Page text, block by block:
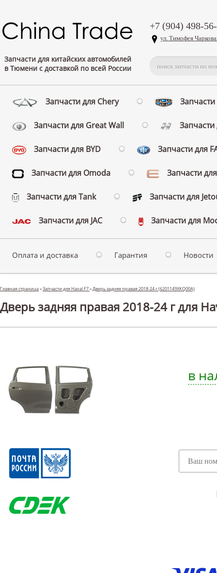
Запчасти для китайских автомобилей
в Тюмени с доставкой по всей России
+7 (904) 498-
ул. Тимофея
Запчасти для Chery
Запчасти для Great Wall
Запчасти для BYD Запчасти для
Запчасти для Omoda Запчасти
Запчасти для Tank Запчасти для
Запчасти для JAC Запчасти для
Оплата и доставка Гарантия Новости
Главная страница»Запчасти для Haval F7»Дверь задняя правая 2018-24 г (6201149XKQ00A)
Дверь задняя правая 2018-24 г для
в